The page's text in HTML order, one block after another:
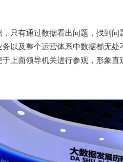
只有通过数据看出问题，找到
以及整个运营体系中数据都无
上面领导机关进行参观，形象直